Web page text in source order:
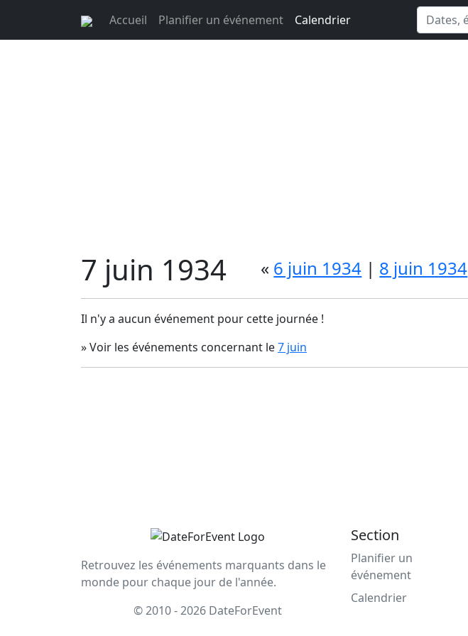
Accueil Planifier un événement Calendrier
7 juin 1934 « 6 juin 1934 | 8 juin 1934
Il n'y a aucun événement pour cette journée !
» Voir les événements concernant le7 juin
Retrouvez les événements marquants dans le
monde pour chaque jour de l'année.
© 2010 - 2026 DateForEvent
Section
Planifier un
événement
Calendrier